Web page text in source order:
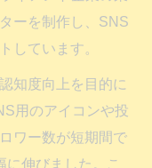
ーを制作し、SNS
しています。
知度向上を目的に
用のアイコンや投
ワー数が短期間で
伸びました。こ